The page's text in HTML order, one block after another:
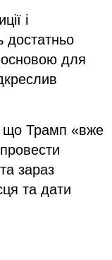
і
достатньо
основою для
що Трамп «вже
зараз
та дати